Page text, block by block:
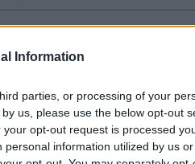
Information
parties, or processing of your
us, please use the below opt-out
opt-out request is processed
information utilized by us
indexek a tegnapi napon,
kereskedési napon
egyelőre óvatosak az
segítették a vártnál jobb